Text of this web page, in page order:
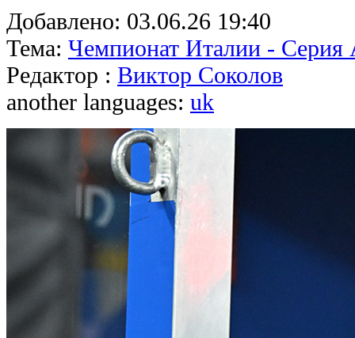
Добавлено: 03.06.26 19:40
Тема: Чемпионат Италии - Серия
Редактор : Виктор Соколов
another languages: uk